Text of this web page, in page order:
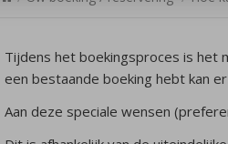
Tijdens het boekingsproces is het
een bestaande boeking hebt kan
Aan deze speciale wensen